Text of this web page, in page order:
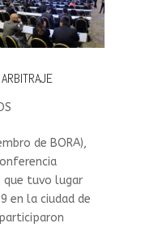
de BORA),
que tuvo lugar
en la ciudad de